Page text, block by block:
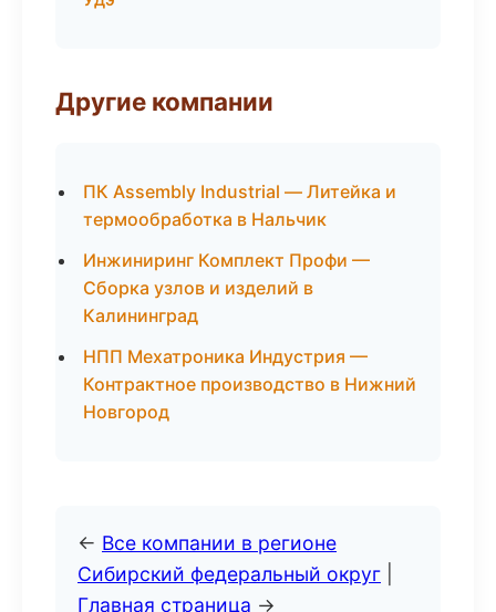
Другие компании
ПК Assembly Industrial — Литейка и
термообработка в Нальчик
Инжиниринг Комплект Профи —
Сборка узлов и изделий в
Калининград
НПП Мехатроника Индустрия —
Контрактное производство в Нижний
Новгород
← Все компании в регионе
Сибирский федеральный округ
Главная страница →